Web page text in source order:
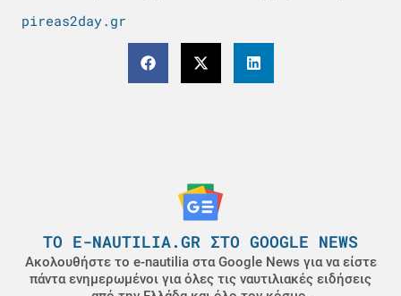
pireas2day.gr
ΤΟ E-NAUTILIA.GR ΣΤΟ GOOGLE NEWS
Ακολουθήστε το e-nautilia στα Google News για να είστε
πάντα ενημερωμένοι για όλες τις ναυτιλιακές ειδήσεις